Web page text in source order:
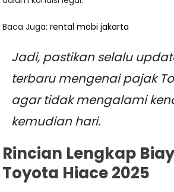
Baca Juga:rental mobi jakarta
Jadi, pastikan selalu
terbaru mengenai pajak
agar tidak mengalami
kemudian hari.
Rincian Lengkap
Toyota Hiace 2025